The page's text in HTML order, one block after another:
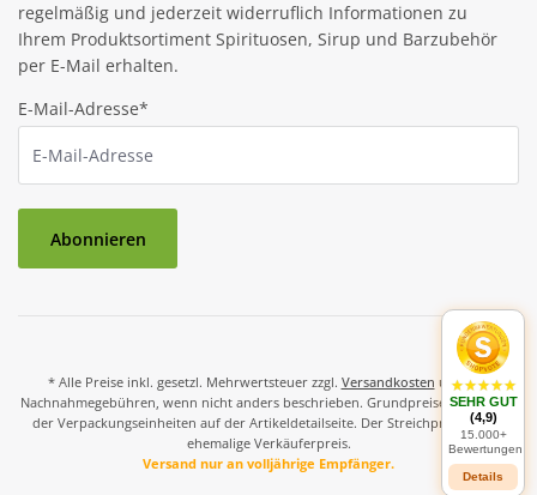
regelmäßig und jederzeit widerruflich Informationen zu
Ihrem Produktsortiment Spirituosen, Sirup und Barzubehör
per E-Mail erhalten.
E-Mail-Adresse*
Abonnieren
* Alle Preise inkl. gesetzl. Mehrwertsteuer zzgl. Versandkosten und ggf.
Nachnahmegebühren, wenn nicht anders beschrieben. Grundpreise und Preise
der Verpackungseinheiten auf der Artikeldetailseite. Der Streichpreis ist der
ehemalige Verkäuferpreis.
Versand nur an volljährige Empfänger.
SEHR GUT
(4,9)
15.000+
Bewertungen
Details